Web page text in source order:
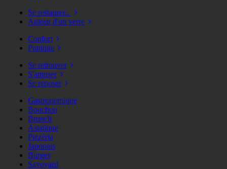
Se restaurer...
Autour d'un verre
Confort
Pratique
Se retrouver
S'amuser
Se reposer
Gastronomique
Bouchon
Brunch
Asiatique
Pizzéria
Japonais
Burger
Savoyard